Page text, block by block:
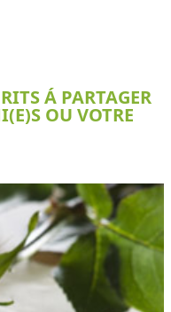
Á PARTAGER
OU VOTRE